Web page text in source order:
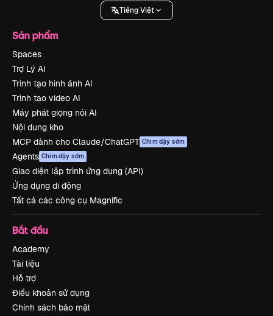
Tiếng Việt
Sản phẩm
Spaces
Trợ Lý AI
Trình tạo hình ảnh AI
Trình tạo video AI
Máy phát giọng nói AI
Nội dung kho
MCP dành cho Claude/ChatGPT Chim dậy sớm
Agents Chim dậy sớm
Giao diện lập trình ứng dụng (API)
Ứng dụng di động
Tất cả các công cụ Magnific
Bắt đầu
Academy
Tài liệu
Hỗ trợ
Điều khoản sử dụng
Chính sách bảo mật